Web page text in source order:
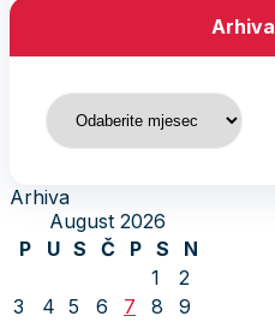
Arhiva
Arhiva
Arhiva
August 2026
P
U S Č P S
N
1
2
3
4 5 6 7 8
9